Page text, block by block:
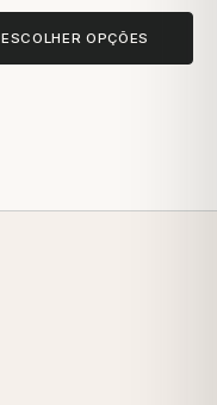
ESCOLHER OPÇÕES